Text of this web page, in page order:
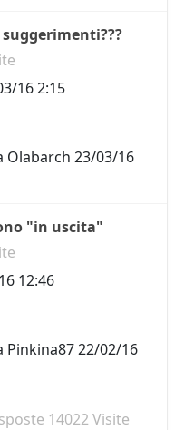
16 2:15
Olabarch 23/03/16
"in uscita"
12:46
Pinkina8722/02/16
14022 Visite